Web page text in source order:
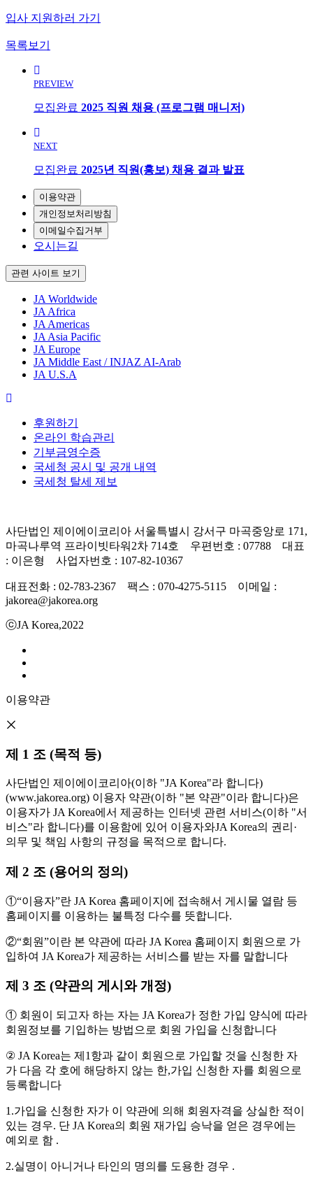
입사 지원하러 가기
목록보기
PREVIEW
모집완료 2025 직원 채용 (프로그램 매니저)
NEXT
모집완료 2025년 직원(홍보) 채용 결과 발표
이용약관
개인정보처리방침
이메일수집거부
오시는길
관련 사이트 보기
JA Worldwide
JA Africa
JA Americas
JA Asia Pacific
JA Europe
JA Middle East / INJAZ AI-Arab
JA U.S.A
후원하기
온라인 학습관리
기부금영수증
국세청 공시 및 공개 내역
국세청 탈세 제보
사단법인 제이에이코리아 서울특별시 강서구 마곡중앙로 171,
마곡나루역 프라이빗타워2차 714호 우편번호 : 07788 대표
: 이은형 사업자번호 : 107-82-10367
대표전화 : 02-783-2367 팩스 : 070-4275-5115 이메일 :
jakorea@jakorea.org
ⓒJA Korea,2022
이용약관
제 1 조 (목적 등)
사단법인 제이에이코리아(이하 "JA Korea"라 합니다)
(www.jakorea.org) 이용자 약관(이하 "본 약관"이라 합니다)은
이용자가 JA Korea에서 제공하는 인터넷 관련 서비스(이하 "서
비스"라 합니다)를 이용함에 있어 이용자와JA Korea의 권리·
의무 및 책임 사항의 규정을 목적으로 합니다.
제 2 조 (용어의 정의)
①“이용자”란 JA Korea 홈페이지에 접속해서 게시물 열람 등
홈페이지를 이용하는 불특정 다수를 뜻합니다.
②“회원”이란 본 약관에 따라 JA Korea 홈페이지 회원으로 가
입하여 JA Korea가 제공하는 서비스를 받는 자를 말합니다
제 3 조 (약관의 게시와 개정)
① 회원이 되고자 하는 자는 JA Korea가 정한 가입 양식에 따라
회원정보를 기입하는 방법으로 회원 가입을 신청합니다
② JA Korea는 제1항과 같이 회원으로 가입할 것을 신청한 자
가 다음 각 호에 해당하지 않는 한,가입 신청한 자를 회원으로
등록합니다
1.가입을 신청한 자가 이 약관에 의해 회원자격을 상실한 적이
있는 경우. 단 JA Korea의 회원 재가입 승낙을 얻은 경우에는
예외로 함 .
2.실명이 아니거나 타인의 명의를 도용한 경우 .